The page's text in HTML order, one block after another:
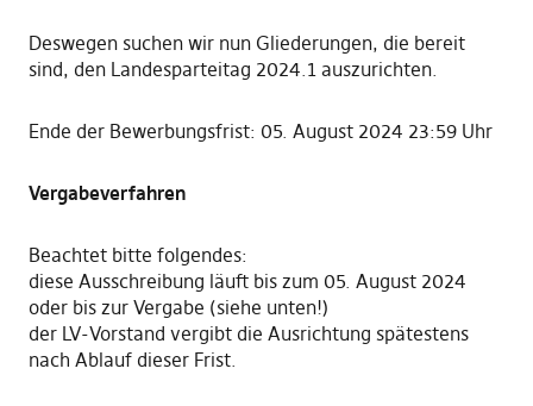
Deswegen suchen wir nun Gliederungen, die bereit
sind, den Landesparteitag 2024.1 auszurichten.
Ende der Bewerbungsfrist: 05. August 2024 23:59 Uhr
Vergabeverfahren
Beachtet bitte folgendes:
diese Ausschreibung läuft bis zum 05. August 2024
oder bis zur Vergabe (siehe unten!)
der LV-Vorstand vergibt die Ausrichtung spätestens
nach Ablauf dieser Frist.